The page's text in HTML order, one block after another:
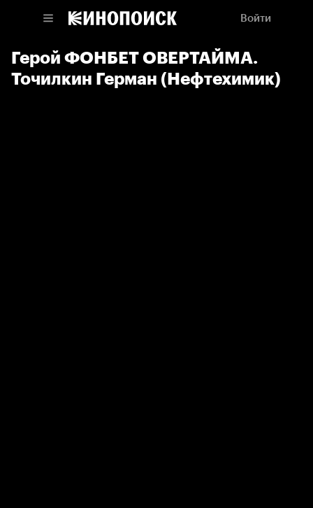
Войти
Герой ФОНБЕТ ОВЕРТАЙМА.
Точилкин Герман (Нефтехимик)